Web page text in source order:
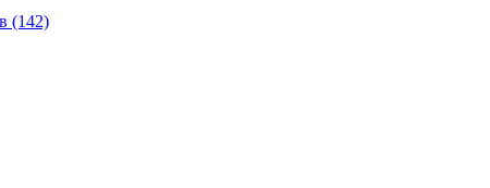
(142)